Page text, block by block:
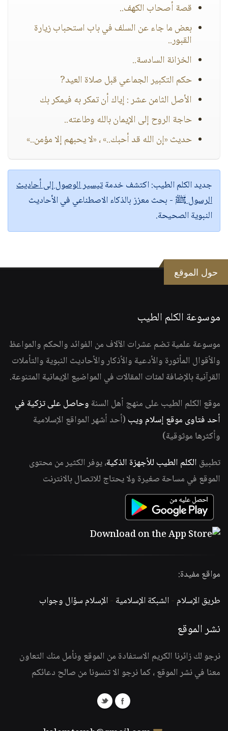
قصة أصحاب الكهف..
بعض ما جاء عن السلف في باب استحباب زيارة
القبور..
الخزانة السادسة..
حكم التكبير الجماعي قبل صلاة العيد?
الأصل الثامن عشر : إياك أن تمكر به فيمكر بك
حاجة الروح إلى الإيمان بالله وطاعته..
حديث «إن الله قد أحبك..» ، «لا يحبهم إلا مؤمن..»
جديد الكلم الطيب:اكتشف خدمةتيسير الوصول إلى أحاديث
الرسول ﷺ - بحث معزز بالذكاء الاصطناعي في الأحاديث
النبوية الصحيحة.
حول الموقع
موسوعة الكلم الطيب
موسوعة علمية تضم عشرات الآلاف من الفوائد والحكم والمواعظ
والأقوال المأثورة والأدعية والأذكار والأحاديث النبوية والتأملات
القرآنية بالإضافة لمئات المقالات في المواضيع الإيمانية المتنوعة.
موقع الكلم الطيب على منهج أهل السنة وحاصل على تزكية في
أحد فتاوى موقع إسلام ويب (أحد أشهر المواقع الإسلامية
وأكثرها موثوقية)
تطبيق الكلم الطيب للأجهزة الذكية، يوفر الكثير من محتوى
الموقع في مساحة صغيرة ولا يحتاج للاتصال بالانترنت
مواقع مفيدة:
طريق الإسلام -الشبكة الإسلامية -الإسلام سؤال وجواب
نشر الموقع
نرجو لك زائرنا الكريم الاستفادة من الموقع ونأمل منك التعاون
معنا في نشر الموقع ، كما نرجو الا تنسونا من صالح دعائكم